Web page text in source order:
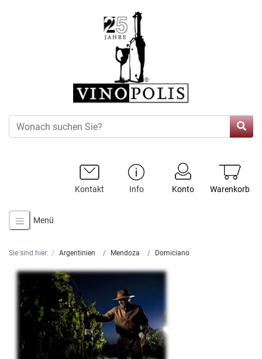
Warenkorb
Konto
Info
Kontakt
Menü
Sie sind hier: Argentinien Mendoza Domiciano